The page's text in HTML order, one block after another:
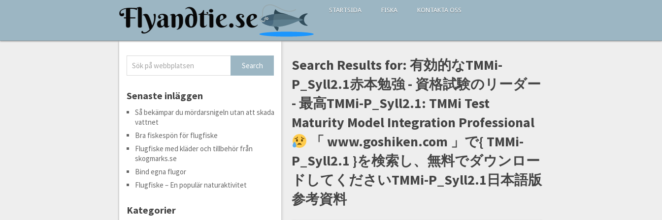
STARTSIDA FISKA KONTAKTA OSS
Search Results for: 有効的なTMMi-
P_Syll2.1赤本勉強 - 資格試験のリーダー
- 最高TMMi-P_Syll2.1: TMMi Test
Maturity Model Integration Professional
「 www.goshiken.com 」で{ TMMi-
P_Syll2.1 }を検索し、無料でダウンロー
ドしてくださいTMMi-P_Syll2.1日本語版
参考資料
Senaste inläggen
Så bekämpar du mördarsnigeln utan att skada
vattnet
Bra fiskespön för flugfiske
Flugfiske med kläder och tillbehör från
skogmarks.se
Bind egna flugor
Flugfiske – En populär naturaktivitet
Kategorier